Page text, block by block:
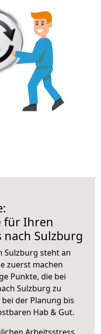
für Ihren
Sulzburg
Sulzburg steht an
zuerst machen
Punkte, die bei
Sulzburg zu
der Planung bis
Hab & Gut.